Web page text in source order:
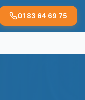
01 83 64 69 75